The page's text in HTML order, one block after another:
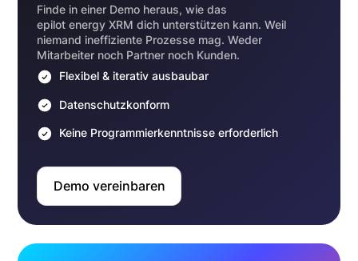
Finde in einer Demo heraus, wie das
epilot energy XRM dich unterstützen kann. Weil
niemand ineffiziente Prozesse mag. Weder
Mitarbeiter noch Partner noch Kunden.
Flexibel & iterativ ausbaubar
Datenschutzkonform
Keine Programmierkenntnisse erforderlich
Demo vereinbaren